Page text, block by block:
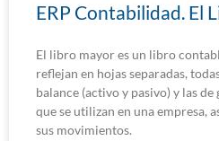
ERP Contabilidad. El
El libro mayor es un libro
reflejan en hojas separadas,
balance (activo y pasivo) y las de
que se utilizan en una empresa,
sus movimientos.